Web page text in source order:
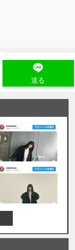
送る